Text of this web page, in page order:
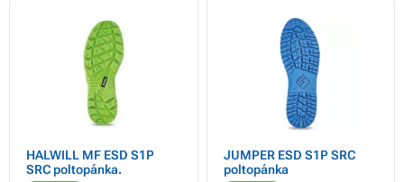
HALWILL MF ESD S1P
SRC poltopánka.
JUMPER ESD S1P SRC
poltopánka